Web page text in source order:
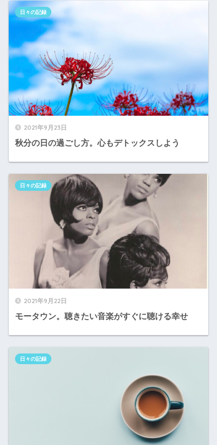
2021年9月23日
秋分の日の過ごし方。心もデトックスしよう
日々の記録
2021年9月22日
モータウン。聴きたい音楽がすぐに聴ける幸せ
日々の記録
日々の記録